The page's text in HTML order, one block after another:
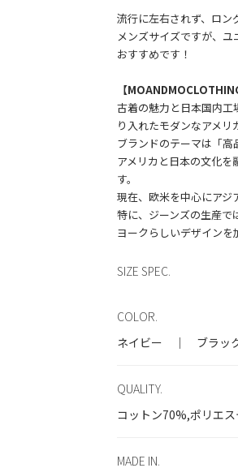
流行に左右されず、ロン
メンズサイズですが、
おすすめです！
【
古着の魅力と日本国内工
り入れたモダンなアメリ
ブランドのテーマは「高
アメリカと日本の文化
す。
現在、欧米を中心にアジ
特に、ジーンズの生産で
SIZE SPEC.
COLOR.
ネイビー ｜ ブラ
QUALITY.
コットン70%,ポリエ
MADE IN.